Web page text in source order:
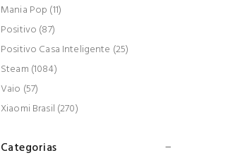
Mania Pop (11)
Positivo (87)
Positivo Casa Inteligente (25)
Steam (1084)
Vaio (57)
Xiaomi Brasil (270)
Categorias